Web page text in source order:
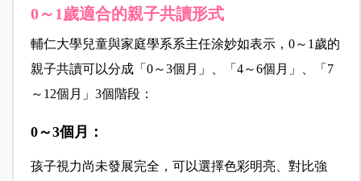
0～1歲適合的親子共讀形式
輔仁大學兒童與家庭學系系主任涂妙如表示，0～1歲的
親子共讀可以分成「0～3個月」、「4～6個月」、「7
～12個月」3個階段：
0～3個月：
孩子視力尚未發展完全，可以選擇色彩明亮、對比強